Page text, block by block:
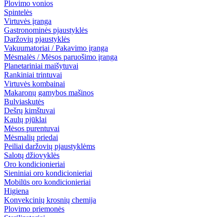
Plovimo vonios
Spintelės
Virtuvės įranga
Gastronominės pjaustyklės
Daržovių pjaustyklės
Vakuumatoriai / Pakavimo įranga
Mėsmalės / Mėsos paruošimo įranga
Planetariniai maišytuvai
Rankiniai trintuvai
Virtuvės kombainai
Makaronų gamybos mašinos
Bulviaskutės
Dešrų kimštuvai
Kaulų pjūklai
Mėsos purentuvai
Mėsmalių priedai
Peiliai daržovių pjaustyklėms
Salotų džiovyklės
Oro kondicionieriai
Sieniniai oro kondicionieriai
Mobilūs oro kondicionieriai
Higiena
Konvekcinių krosnių chemija
Plovimo priemonės